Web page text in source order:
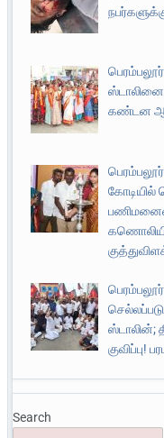
கண்டன
கோடியில்
ஸ்டாலின்;
குவிப்பு!
Search